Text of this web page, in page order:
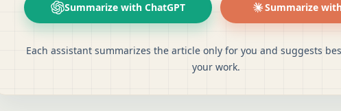
Summarize with ChatGPT Summarize
Each assistant summarizes the article only for you and suggests
your work.